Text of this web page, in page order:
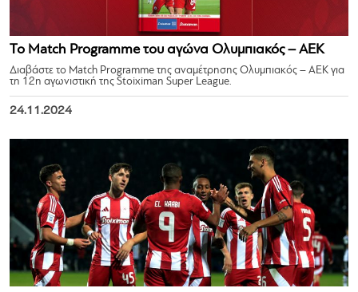
Το Match Programme του αγώνα Ολυμπιακός – ΑΕΚ
Διαβάστε το Match Programme της αναμέτρησης Ολυμπιακός – ΑΕΚ για
τη 12η αγωνιστική της Stoiximan Super League.
24.11.2024